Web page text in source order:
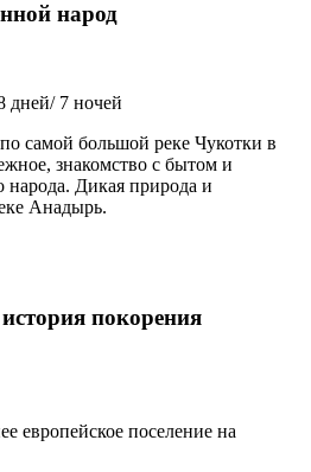
народ
дней/ 7 ночей
самой большой реке Чукотки в
знакомство с бытом и
народа. Дикая природа и
Анадырь.
покорения
европейское поселение на